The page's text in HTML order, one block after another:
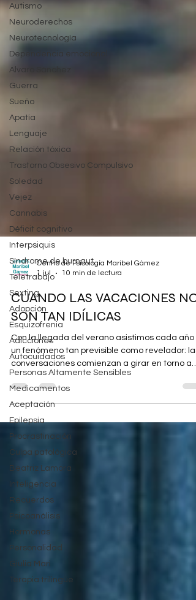
Autismo
Neuroderechos
Neurotecnología
Dependencia emocional
Alvaro Sánchez
Guerra
Sueño
Apatía
Lenguaje
Relación tóxica
Trastorno Obsesivo Compulsivo
Soledad
Vejez
Cannabis
Déficit cognitivo
Interpsiquis
Síndrome de burnaut
Teletrabajo
Sexting
Adopción
Esquizofrenia
Adicciones
Autocuidados
Personas Altamente Sensibles
Medicamentos
Aceptación
Epilepsia
Procrastinación
Culpa patológica
Beatriz Lamora
Inteligencia
Recuerdos
Psicoanálisis
Hormonas
Personalidad
Giulia Mari
Terapia trilingüe
Centro de Psicología Maribel Gámez
1 jul
10 min de lectura
CUANDO LAS VACACIONES NO
SON TAN IDÍLICAS
Con la llegada del verano asistimos cada año
un fenómeno tan previsible como revelador: las
conversaciones comienzan a girar en torno a
escapadas, mientras la publicidad y las redes
sociales alimentan la imagen de unas
vacaciones concebidas como el momento
culminante del año, ese periodo casi mágico
personales, descansar profundamente y
regresar a casa c